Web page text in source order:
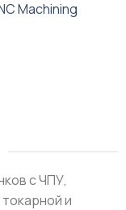
Machining
с ЧПУ,
и